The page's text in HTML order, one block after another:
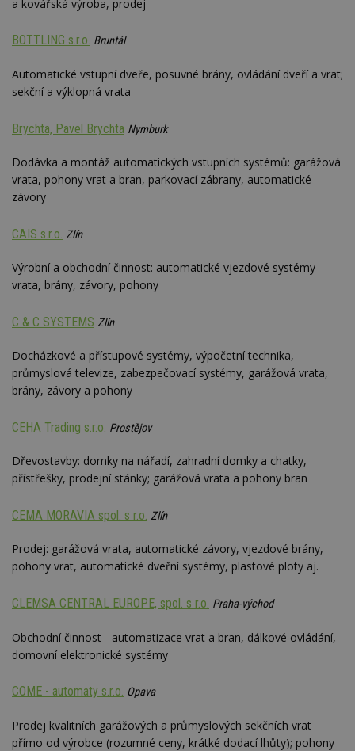
a kovářská výroba, prodej
BOTTLING s.r.o. Bruntál
Automatické vstupní dveře, posuvné brány, ovládání dveří a vrat;
sekční a výklopná vrata
Brychta, Pavel Brychta Nymburk
Dodávka a montáž automatických vstupních systémů: garážová
vrata, pohony vrat a bran, parkovací zábrany, automatické
závory
CAIS s.r.o. Zlín
Výrobní a obchodní činnost: automatické vjezdové systémy -
vrata, brány, závory, pohony
C & C SYSTEMS Zlín
Docházkové a přístupové systémy, výpočetní technika,
průmyslová televize, zabezpečovací systémy, garážová vrata,
brány, závory a pohony
CEHA Trading s.r.o. Prostějov
Dřevostavby: domky na nářadí, zahradní domky a chatky,
přístřešky, prodejní stánky; garážová vrata a pohony bran
CEMA MORAVIA spol. s r.o. Zlín
Prodej: garážová vrata, automatické závory, vjezdové brány,
pohony vrat, automatické dveřní systémy, plastové ploty aj.
CLEMSA CENTRAL EUROPE, spol. s r.o. Praha-východ
Obchodní činnost - automatizace vrat a bran, dálkové ovládání,
domovní elektronické systémy
COME - automaty s.r.o. Opava
Prodej kvalitních garážových a průmyslových sekčních vrat
přímo od výrobce (rozumné ceny, krátké dodací lhůty); pohony